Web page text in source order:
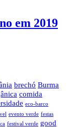
em 2019
brechó Burma
comida
eco-barco
evento verde festas
festival verde good